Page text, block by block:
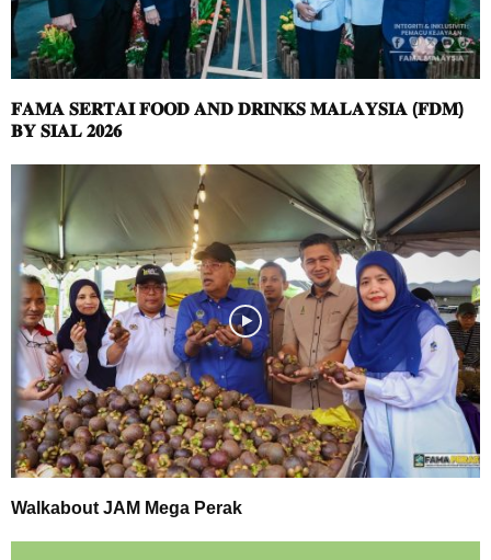
𝐅𝐀𝐌𝐀 𝐒𝐄𝐑𝐓𝐀𝐈 𝐅𝐎𝐎𝐃 𝐀𝐍𝐃 𝐃𝐑𝐈𝐍𝐊𝐒 𝐌𝐀𝐋𝐀𝐘𝐒𝐈𝐀 (𝐅𝐃𝐌)
𝐁𝐘 𝐒𝐈𝐀𝐋 𝟐𝟎𝟐𝟔
Walkabout JAM Mega Perak